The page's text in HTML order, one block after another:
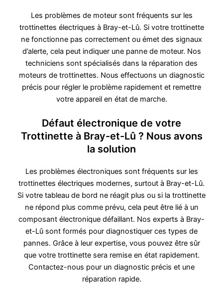
Les problèmes de moteur sont fréquents sur les
trottinettes électriques à Bray-et-Lû. Si votre trottinette
ne fonctionne pas correctement ou émet des signaux
d’alerte, cela peut indiquer une panne de moteur. Nos
techniciens sont spécialisés dans la réparation des
moteurs de trottinettes. Nous effectuons un diagnostic
précis pour régler le problème rapidement et remettre
votre appareil en état de marche.
Défaut électronique de votre
Trottinette à Bray-et-Lû ? Nous avons
la solution
Les problèmes électroniques sont fréquents sur les
trottinettes électriques modernes, surtout à Bray-et-Lû.
Si votre tableau de bord ne réagit plus ou si la trottinette
ne répond plus comme prévu, cela peut être lié à un
composant électronique défaillant. Nos experts à Bray-
et-Lû sont formés pour diagnostiquer ces types de
pannes. Grâce à leur expertise, vous pouvez être sûr
que votre trottinette sera remise en état rapidement.
Contactez-nous pour un diagnostic précis et une
réparation rapide.